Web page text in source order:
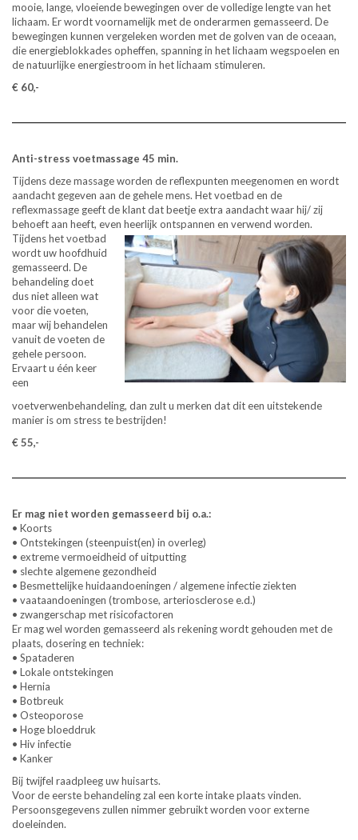
mooie, lange, vloeiende bewegingen over de volledige lengte van het
lichaam. Er wordt voornamelijk met de onderarmen gemasseerd. De
bewegingen kunnen vergeleken worden met de golven van de oceaan,
die energieblokkades opheffen, spanning in het lichaam wegspoelen en
de natuurlijke energiestroom in het lichaam stimuleren.
€ 60,-
Anti-stress voetmassage 45 min.
Tijdens deze massage worden de reflexpunten meegenomen en wordt
aandacht gegeven aan de gehele mens. Het voetbad en de
reflexmassage geeft de klant dat beetje extra aandacht waar hij/ zij
behoeft aan heeft, even heerlijk ontspannen en verwend worden.
Tijdens het voetbad
wordt uw hoofdhuid
gemasseerd. De
behandeling doet
dus niet alleen wat
voor die voeten,
maar wij behandelen
vanuit de voeten de
gehele persoon.
Ervaart u één keer
een
voetverwenbehandeling, dan zult u merken dat dit een uitstekende
manier is om stress te bestrijden!
€ 55,-
Er mag niet worden gemasseerd bij o.a.:
• Koorts
• Ontstekingen (steenpuist(en) in overleg)
• extreme vermoeidheid of uitputting
• slechte algemene gezondheid
• Besmettelijke huidaandoeningen / algemene infectie ziekten
• vaataandoeningen (trombose, arteriosclerose e.d.)
• zwangerschap met risicofactoren
Er mag wel worden gemasseerd als rekening wordt gehouden met de
plaats, dosering en techniek:
• Spataderen
• Lokale ontstekingen
• Hernia
• Botbreuk
• Osteoporose
• Hoge bloeddruk
• Hiv infectie
• Kanker
Bij twijfel raadpleeg uw huisarts.
Voor de eerste behandeling zal een korte intake plaats vinden.
Persoonsgegevens zullen nimmer gebruikt worden voor externe
doeleinden.